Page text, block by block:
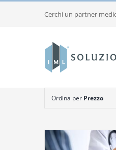
Cerchi un partner
Ordina per Prezzo